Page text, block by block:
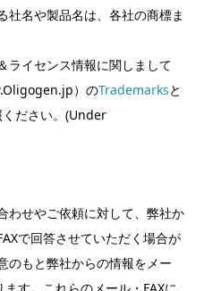
社名や製品名は、各社の商標ま
ライセンス情報に関しまして
）のTrademarksと
ください。(Under
わせやご依頼に対して、弊社か
で回答させていただく場合が
のもと弊社からの情報をメー